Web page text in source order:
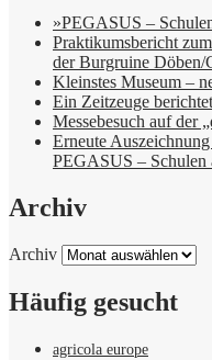
»PEGASUS –
Praktikumsbericht
der Burgruine Döben/
Kleinstes Museum –
Ein Zeitzeuge
Messebesuch auf der
Erneute
PEGASUS – Schulen
Archiv
Archiv
Häufig gesucht
agricola europe